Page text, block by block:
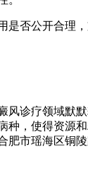
是否公开合理，
风诊疗领域默
种，使得资源
市瑶海区铜